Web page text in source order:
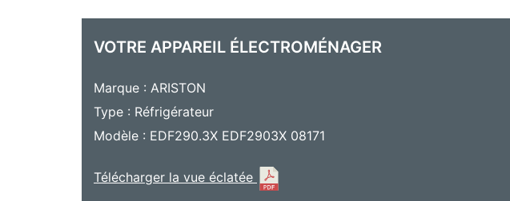
VOTRE APPAREIL ÉLECTROMÉNAGER
Marque : ARISTON
Type : Réfrigérateur
Modèle : EDF290.3X EDF2903X 08171
Télécharger la vue éclatée